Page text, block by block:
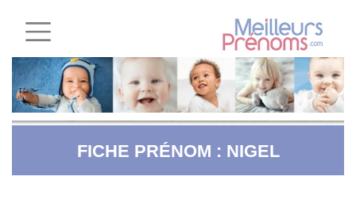
FICHE PRÉNOM : NIGEL